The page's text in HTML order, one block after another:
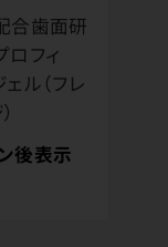
合歯面研
フィ
ル（フレ
後表示